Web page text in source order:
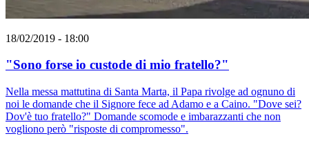
18/02/2019 - 18:00
"Sono forse io custode di mio fratello?"
Nella messa mattutina di Santa Marta, il Papa rivolge ad ognuno di
noi le domande che il Signore fece ad Adamo e a Caino. "Dove sei?
Dov'è tuo fratello?" Domande scomode e imbarazzanti che non
vogliono però "risposte di compromesso".